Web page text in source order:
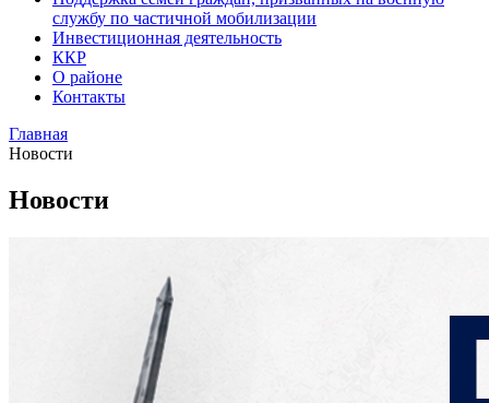
службу по частичной мобилизации
Инвестиционная деятельность
ККР
О районе
Контакты
Главная
Новости
Новости